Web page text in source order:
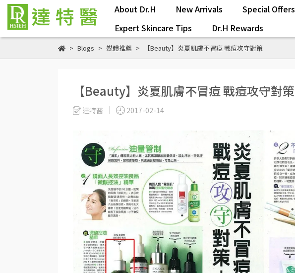
About Dr.H New Arrivals Special Offers
Expert Skincare Tips
Dr.H Rewards
Blogs 媒體推薦 【Beauty】炎夏肌膚不冒痘 戰痘攻守對策
【Beauty】炎夏肌膚不冒痘 戰痘攻守對策
達特醫 2017-02-14